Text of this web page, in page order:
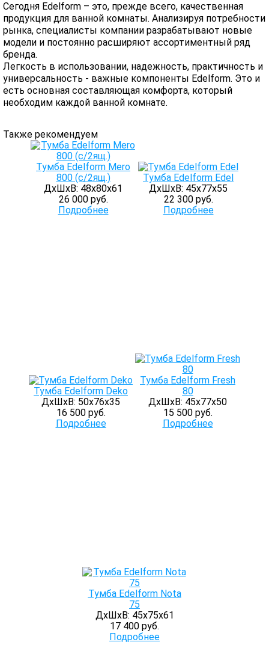
Сегодня Edelform – это, прежде всего, качественная
продукция для ванной комнаты. Анализируя потребности
рынка, специалисты компании разрабатывают новые
модели и постоянно расширяют ассортиментный ряд
бренда.
Легкость в использовании, надежность, практичность и
универсальность - важные компоненты Edelform. Это и
есть основная составляющая комфорта, который
необходим каждой ванной комнате.
Также рекомендуем
Тумба Edelform Мero
800 (с/2ящ.)
ДхШхВ: 48х80х61
26 000 руб.
Подробнее
Тумба Edelform Edel
ДхШхВ: 45х77х55
22 300 руб.
Подробнее
Тумба Edelform Deko
ДхШхВ: 50х76х35
16 500 руб.
Подробнее
Тумба Edelform Fresh
80
ДхШхВ: 45х77х50
15 500 руб.
Подробнее
Тумба Edelform Nota
75
ДхШхВ: 45х75х61
17 400 руб.
Подробнее